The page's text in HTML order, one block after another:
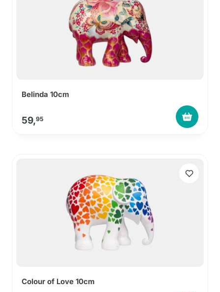
Belinda 10cm
59,95
Colour of Love 10cm